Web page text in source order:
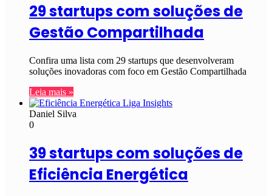
29 startups com soluções de
Gestão Compartilhada
Confira uma lista com 29 startups que desenvolveram
soluções inovadoras com foco em Gestão Compartilhada
Leia mais »
Daniel Silva
0
39 startups com soluções de
Eficiência Energética